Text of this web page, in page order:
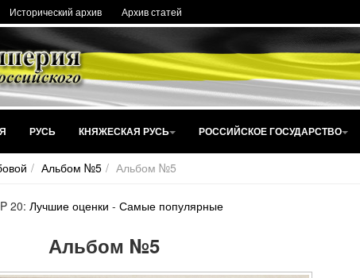
Исторический архив Архив статей
РУСЬ КНЯЖЕСКАЯ РУСЬ РОССИЙСКОЕ ГОСУДАРСТВО
Альбом №5 Альбом №5
20:Лучшие оценки -Самые популярные
Альбом №5